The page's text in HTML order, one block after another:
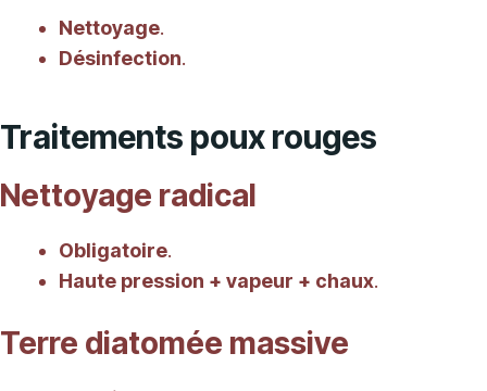
Nettoyage.
Désinfection.
Traitements poux rouges
Nettoyage radical
Obligatoire.
Haute pression + vapeur + chaux.
Terre diatomée massive